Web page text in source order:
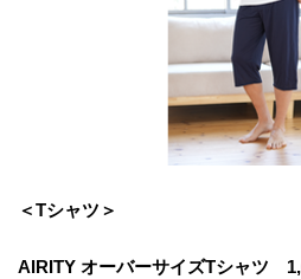
＜Tシャツ＞
AIRITY オーバーサイズTシャツ